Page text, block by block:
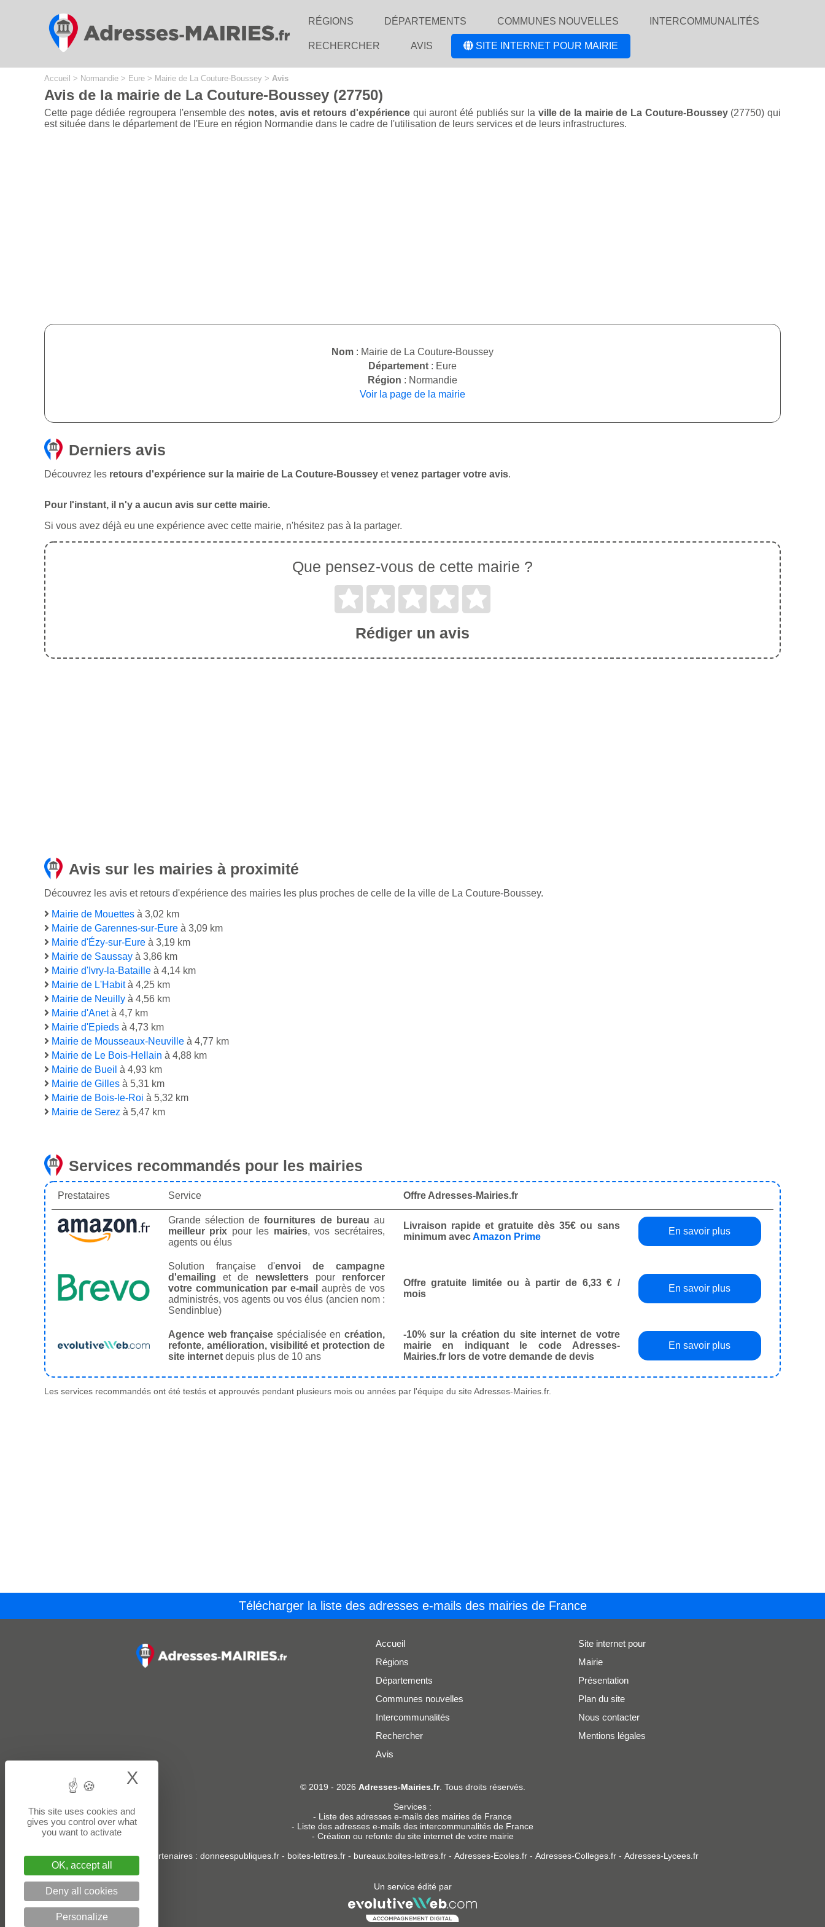
RÉGIONS DÉPARTEMENTS COMMUNES NOUVELLES INTERCOMMUNALITÉS
RECHERCHER AVIS SITE INTERNET POUR MAIRIE
Accueil > Normandie > Eure > Mairie de La Couture-Boussey > Avis
Avis de la mairie de La Couture-Boussey (27750)
Cette page dédiée regroupera l'ensemble des notes, avis et retours d'expériencequi auront été publiés sur la ville de la mairie de La Couture-Boussey(27750) qui
est située dans le département de l'Eure en région Normandie dans le cadre de l'utilisation de leurs services et de leurs infrastructures.
Nom : Mairie de La Couture-Boussey
Département : Eure
Région : Normandie
Voir la page de la mairie
Derniers avis
Découvrez les retours d'expérience sur la mairie de La Couture-Boussey etvenez partager votre avis.
Pour l'instant, il n'y a aucun avis sur cette mairie.
Si vous avez déjà eu une expérience avec cette mairie, n'hésitez pas à la partager.
Que pensez-vous de cette mairie ?
Rédiger un avis
Avis sur les mairies à proximité
Découvrez les avis et retours d'expérience des mairies les plus proches de celle de la ville de La Couture-Boussey.
Mairie de Mouettes à 3,02 km
Mairie de Garennes-sur-Eure à 3,09 km
Mairie d'Ézy-sur-Eure à 3,19 km
Mairie de Saussay à 3,86 km
Mairie d'Ivry-la-Bataille à 4,14 km
Mairie de L'Habità 4,25 km
Mairie de Neuilly à 4,56 km
Mairie d'Anetà 4,7 km
Mairie d'Epieds à 4,73 km
Mairie de Mousseaux-Neuville à 4,77 km
Mairie de Le Bois-Hellain à 4,88 km
Mairie de Bueil à 4,93 km
Mairie de Gilles à 5,31 km
Mairie de Bois-le-Roi à 5,32 km
Mairie de Serez à 5,47 km
Services recommandés pour les mairies
Prestataires Service Offre Adresses-Mairies.fr
Grande sélection defournitures de bureau au
meilleur prix pour les mairies, vos secrétaires,
agents ou élus
Livraison rapide et gratuite dès 35€ ou sans
minimum avecAmazon Prime
En savoir plus
Solution française d'envoi de campagne
d'emailing et de newsletterspour renforcer
votre communication par e-mail auprès de vos
administrés, vos agents ou vos élus (ancien nom :
Sendinblue)
Offre gratuite limitée ou à partir de 6,33 € /
mois
En savoir plus
Agence web française spécialisée en création,
refonte, amélioration, visibilité et protection de
site internet depuis plus de 10 ans
-10% sur la création du site internet de votre
mairie en indiquant le code Adresses-
Mairies.fr lors de votre demande de devis
En savoir plus
Les services recommandés ont été testés et approuvés pendant plusieurs mois ou années par l'équipe du site Adresses-Mairies.fr.
Télécharger la liste des adresses e-mails des mairies de France
Accueil
Régions
Départements
Communes nouvelles
Intercommunalités
Rechercher
Avis
Site internet pour
Mairie
Présentation
Plan du site
Nous contacter
Mentions légales
© 2019 - 2026 Adresses-Mairies.fr. Tous droits réservés.
Services :
- Liste des adresses e-mails des mairies de France
- Liste des adresses e-mails des intercommunalités de France
- Création ou refonte du site internet de votre mairie
Sites partenaires: donneespubliques.fr- boites-lettres.fr- bureaux.boites-lettres.fr- Adresses-Ecoles.fr- Adresses-Colleges.fr- Adresses-Lycees.fr
Un service édité par
This site uses cookies and
gives you control over what
you want to activate
OK, accept all
Deny all cookies
Personalize
X